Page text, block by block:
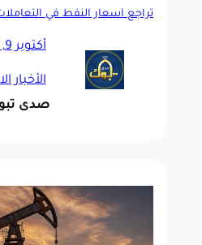
تراجع أسعار النفط في
أكتوبر 9, 2025
الأخبار
صدى